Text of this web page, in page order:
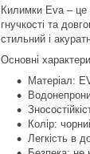
Килимки Eva – це
гнучкості та
стильний і
Основні
Матеріал:
Колір:
Легкість в